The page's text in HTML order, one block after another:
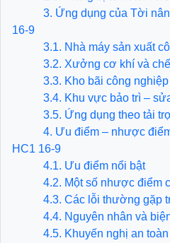
3. Ứng dụng của Tời nâng
16-9
3.1. Nhà máy sản xuất
3.2. Xưởng cơ khí và chế
3.3. Kho bãi công nghiệp
3.4. Khu vực bảo trì – sửa
3.5. Ứng dụng theo tải
4. Ưu điểm – nhược điểm
HC1 16-9
4.1. Ưu điểm nổi bật
4.2. Một số nhược điểm
4.3. Các lỗi thường gặp
4.4. Nguyên nhân và biện
4.5. Khuyến nghị an toàn